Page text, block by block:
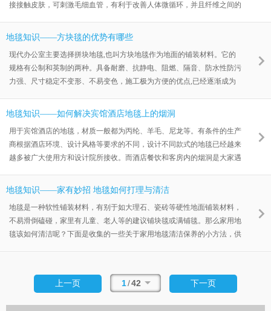
接接触皮肤，可刺激毛细血管，有利于改善人体微循环，并且纤维之间的
舒适，其纤维良好的保暖、透气、防潮等性能甚至对风湿病和关节炎患者
地毯知识——方块毯的优势有哪些
现代办公室主要选择拼块地毯,也叫方块地毯作为地面的铺装材料。它的
规格有公制和英制的两种。具备耐磨、抗静电、阻燃、隔音、防水性防污
力强、尺寸稳定不变形、不易变色，施工极为方便的优点,已经逐渐成为
地毯知识——如何解决宾馆酒店地毯上的烟洞
用于宾馆酒店的地毯，材质一般都为丙纶、羊毛、尼龙等。有条件的生产
商根据酒店环境、设计风格等要求的不同，设计不同款式的地毯已经越来
越多被广大使用方和设计院所接收。而酒店餐饮和客房内的烟洞是大家遇
地毯知识——家有妙招 地毯如何打理与清洁
地毯是一种软性铺装材料，有别于如大理石、瓷砖等硬性地面铺装材料，
不易滑倒磕碰，家里有儿童、老人等的建议铺块毯或满铺毯。那么家用地
毯该如何清洁呢？下面是收集的一些关于家用地毯清洁保养的小方法，供
上一页 1/42 下一页